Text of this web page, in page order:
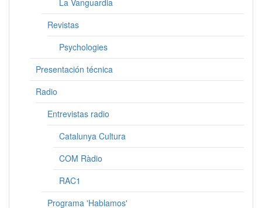
La Vanguardia
Revistas
Psychologies
Presentación técnica
Radio
Entrevistas radio
Catalunya Cultura
COM Ràdio
RAC1
Programa 'Hablamos'